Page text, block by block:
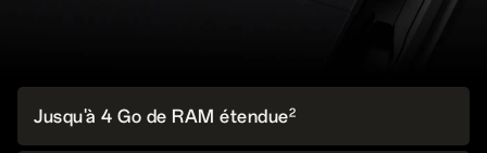
Jusqu'à 4 Go de RAM étendue2